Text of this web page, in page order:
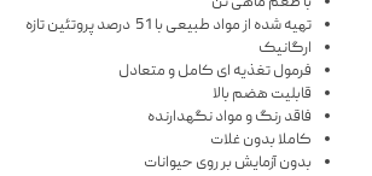
تهیه شده از مواد طبیعی با 51 درصد پروتئین تازه
ارگانیک
فرمول تغذیه ای کامل و متعادل
قابلیت هضم بالا
فاقد رنگ و مواد نگهدارنده
کاملا بدون غلات
بدون آزمایش بر روی حیوانات